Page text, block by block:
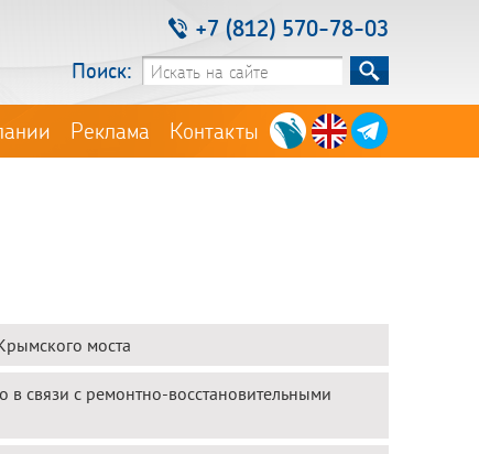
+7 (812) 570-78-03
Поиск:
Реклама Контакты
моста
связи с ремонтно-восстановительными